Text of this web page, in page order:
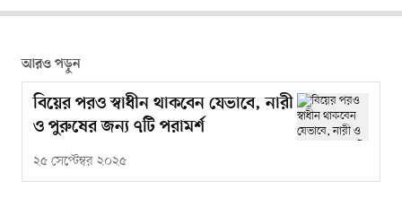
আরও পড়ুন
বিয়ের পরও স্বাধীন থাকবেন যেভাবে, নারী
ও পুরুষের জন্য ৭টি পরামর্শ
২৫ সেপ্টেম্বর ২০২৫